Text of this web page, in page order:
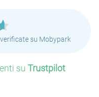
su Mobypark
su Trustpilot